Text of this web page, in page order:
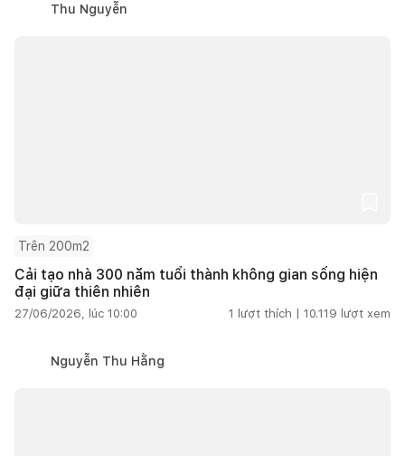
Thu Nguyễn
Trên 200m2
Cải tạo nhà 300 năm tuổi thành không gian sống hiện
đại giữa thiên nhiên
27/06/2026, lúc 10:00 1 lượt thích | 10.119 lượt xem
Nguyễn Thu Hằng